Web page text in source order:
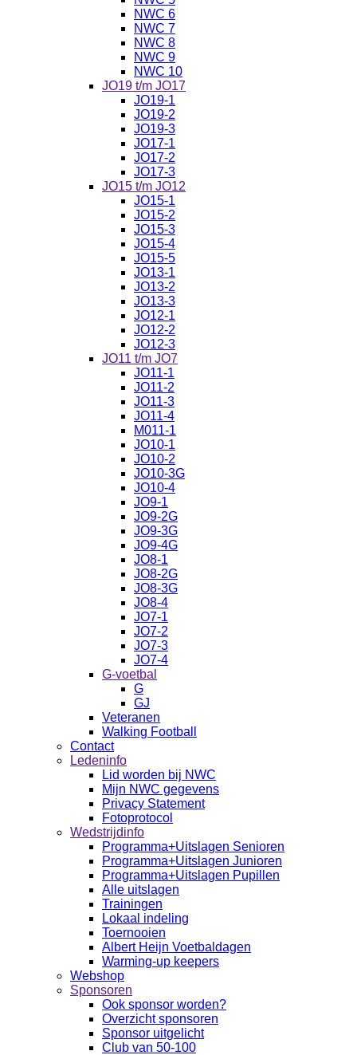
NWC 6
NWC 7
NWC 8
NWC 9
NWC 10
JO19 t/m JO17
JO19-1
JO19-2
JO19-3
JO17-1
JO17-2
JO17-3
JO15 t/m JO12
JO15-1
JO15-2
JO15-3
JO15-4
JO15-5
JO13-1
JO13-2
JO13-3
JO12-1
JO12-2
JO12-3
JO11 t/m JO7
JO11-1
JO11-2
JO11-3
JO11-4
M011-1
JO10-1
JO10-2
JO10-3G
JO10-4
JO9-1
JO9-2G
JO9-3G
JO9-4G
JO8-1
JO8-2G
JO8-3G
JO8-4
JO7-1
JO7-2
JO7-3
JO7-4
G-voetbal
G
GJ
Veteranen
Walking Football
Contact
Ledeninfo
Lid worden bij NWC
Mijn NWC gegevens
Privacy Statement
Fotoprotocol
Wedstrijdinfo
Programma+Uitslagen Senioren
Programma+Uitslagen Junioren
Programma+Uitslagen Pupillen
Alle uitslagen
Trainingen
Lokaal indeling
Toernooien
Albert Heijn Voetbaldagen
Warming-up keepers
Webshop
Sponsoren
Ook sponsor worden?
Overzicht sponsoren
Sponsor uitgelicht
Club van 50-100